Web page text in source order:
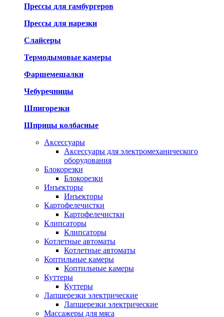
Прессы для гамбургеров
Прессы для нарезки
Слайсеры
Термодымовые камеры
Фаршемешалки
Чебуречницы
Шпигорезки
Шприцы колбасные
Аксессуары
Аксессуары для электромеханического
оборудования
Блокорезки
Блокорезки
Инъекторы
Инъекторы
Картофелечистки
Картофелечистки
Клипсаторы
Клипсаторы
Котлетные автоматы
Котлетные автоматы
Коптильные камеры
Коптильные камеры
Куттеры
Куттеры
Лапшерезки электрические
Лапшерезки электрические
Массажеры для мяса